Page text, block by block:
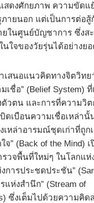
ดงศักยภาพ ความขัดแ
ายนอก แต่เป็นการต่อสู้
ยในศูนย์บัญชาการ ซึ่งส
ใจของวัยรุ่นได้อย่างยอ
เสนอแนวคิดทางจิตวิท
เชื่อ” (Belief System) ที่
วตน และการที่ความวิต
ดเบือนความเชื่อเหล่านั้
เหล่าอารมณ์ชุดเก่าที่ถูก
จ” (Back of the Mind)
วจพื้นที่ใหม่ๆ ในโลกแห่
การประชดประชัน”
แห่งสำนึก” (Stream of
ซึ่งเต็มไปด้วยความคิด